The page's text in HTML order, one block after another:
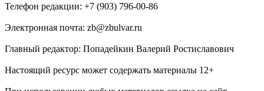
Телефон редакции: +7 (903) 796-00-86
Электронная почта: zb@zbulvar.ru
Главный редактор: Попадейкин Валерий Ростиславович
Настоящий ресурс может содержать материалы 12+